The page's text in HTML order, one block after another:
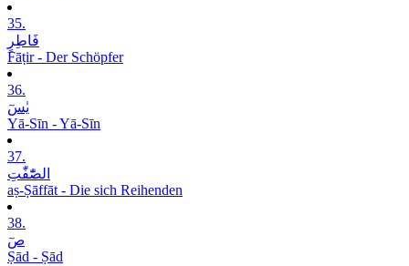
35.
فَاطِرٍ
Fāṭir - Der Schöpfer
36.
یٰسٓ
Yā-Sīn - Yā-Sīn
37.
الصّٰٓفّٰتِ
aṣ-Ṣāffāt - Die sich Reihenden
38.
صٓ
Ṣād - Ṣād